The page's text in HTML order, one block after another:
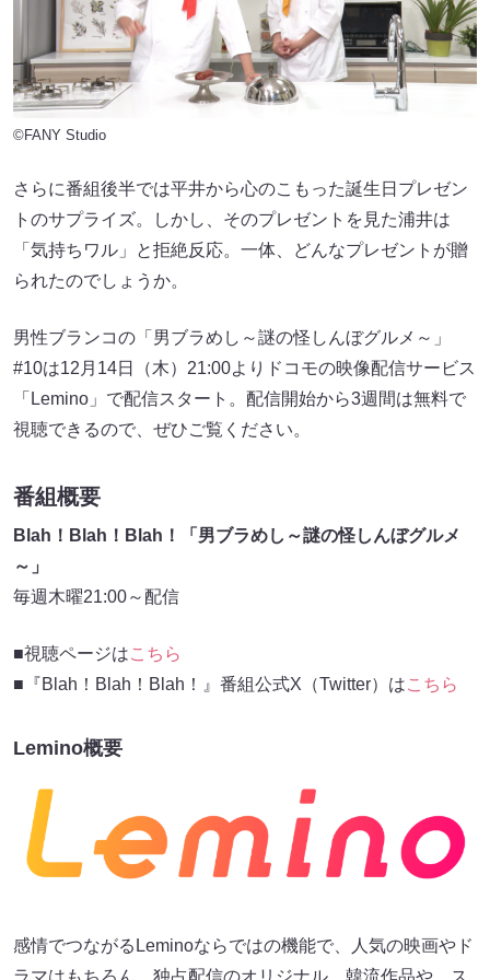
©FANY Studio
さらに番組後半では平井から心のこもった誕生日プレゼン
トのサプライズ。しかし、そのプレゼントを見た浦井は
「気持ちワル」と拒絶反応。一体、どんなプレゼントが贈
られたのでしょうか。
男性ブランコの「男ブラめし～謎の怪しんぼグルメ～」
#10は12月14日（木）21:00よりドコモの映像配信サービス
「Lemino」で配信スタート。配信開始から3週間は無料で
視聴できるので、ぜひご覧ください。
番組概要
Blah！Blah！Blah！「男ブラめし～謎の怪しんぼグルメ
～」
毎週木曜21:00～配信
■視聴ページはこちら
■『Blah！Blah！Blah！』番組公式X（Twitter）はこちら
Lemino概要
感情でつながるLeminoならではの機能で、人気の映画やド
ラマはもちろん、独占配信のオリジナル、韓流作品や、ス